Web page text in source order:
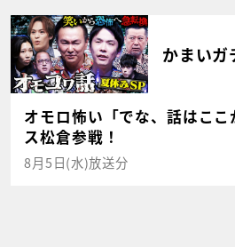
かまいガ
オモロ怖い「でな、話はこ
ス松倉参戦！
8月5日(水)放送分